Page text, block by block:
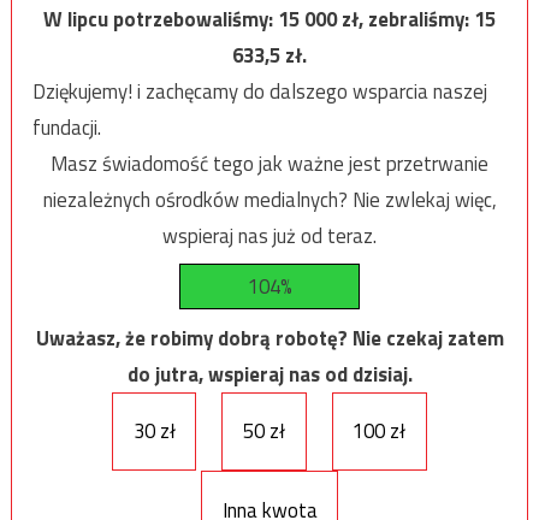
W lipcu potrzebowaliśmy:15 000zł, zebraliśmy:15
633,5zł.
Dziękujemy! i zachęcamy do dalszego wsparcia naszej
fundacji.
Masz świadomość tego jak ważne jest przetrwanie
niezależnych ośrodków medialnych? Nie zwlekaj więc,
wspieraj nas już od teraz.
104%
Uważasz, że robimy dobrą robotę? Nie czekaj zatem
do jutra, wspieraj nas od dzisiaj.
30 zł
50 zł 100 zł
Inna kwota